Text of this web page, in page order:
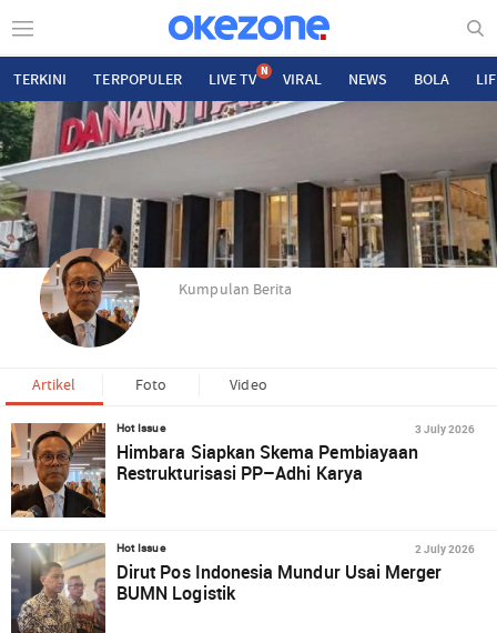
TERKINI TERPOPULER LIVE TV N VIRAL NEWS BOLA
Kumpulan Berita
Artikel Foto Video
Hot Issue 3 July 2026
Himbara Siapkan Skema Pembiayaan
Restrukturisasi PP–Adhi Karya
Hot Issue 2 July 2026
Dirut Pos Indonesia Mundur Usai Merger
BUMN Logistik